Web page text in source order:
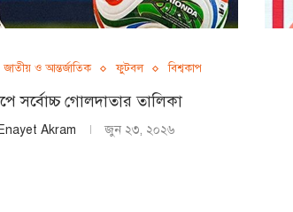
জাতীয় ও আন্তর্জাতিক ফুটবল বিশ্বকাপ
সর্বোচ্চ গোলদাতার তালিকা
Enayet Akram জুন ২৩, ২০২৬